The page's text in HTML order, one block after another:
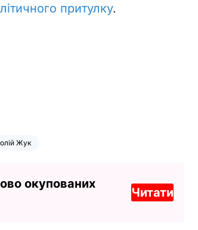
притулку.
Жук
окупованих
Читати